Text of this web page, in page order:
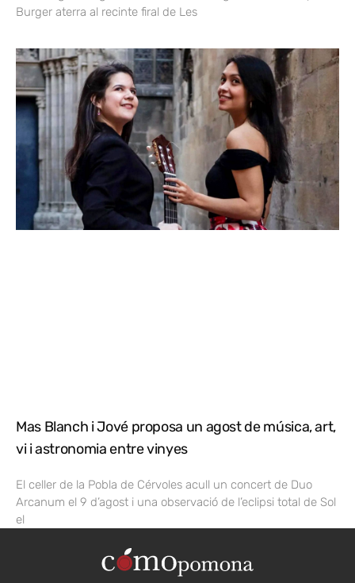
Burger aterra al recinte firal de Les
Mas Blanch i Jové proposa un agost de música, art,
vi i astronomia entre vinyes
El celler de la Pobla de Cérvoles acull un concert de Duo
Arcanum el 9 d’agost i una observació de l’eclipsi total de Sol
el